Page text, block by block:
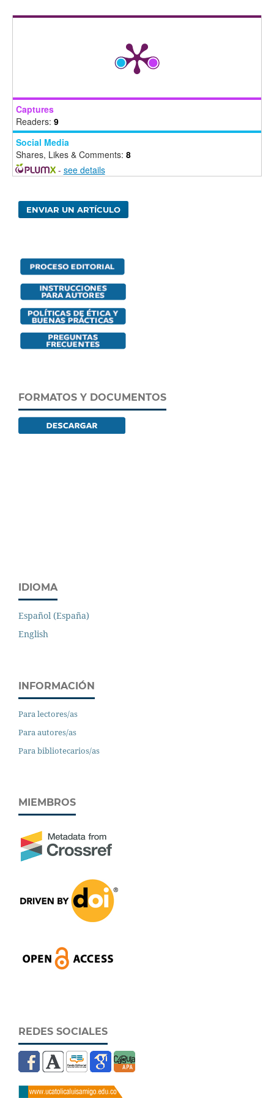
Captures
Readers: 9
Social Media
Shares, Likes & Comments: 8
- see details
ENVIAR UN ARTÍCULO
FORMATOS Y DOCUMENTOS
IDIOMA
Español (España)
English
INFORMACIÓN
Para lectores/as
Para autores/as
Para bibliotecarios/as
MIEMBROS
REDES SOCIALES